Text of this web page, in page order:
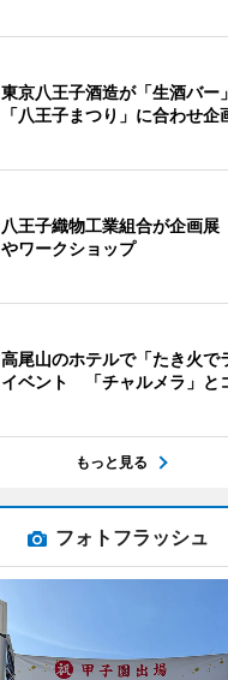
東京八王子酒造が「生酒バ
「八王子まつり」に合わせ企
八王子織物工業組合が企画
やワークショップ
高尾山のホテルで「たき火で
イベント 「チャルメラ」と
もっと見る
フォトフラッシュ